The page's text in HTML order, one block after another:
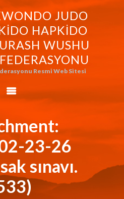
JUDO
HAPKIDO
WUSHU
Resmi Web Sitesi
23-26
sınavı.
JUDO KARATE
KUNG FU KURASH
FEDERASYONU
Resmi Web Sitesi
2013